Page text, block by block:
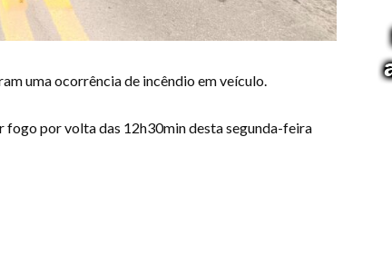
uma ocorrência de incêndio em veículo.
por volta das 12h30min desta segunda-feira